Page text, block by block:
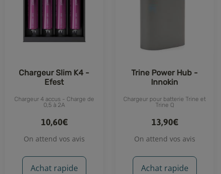
Chargeur Slim K4 -
Efest
Chargeur 4 accus - Charge de
0,5 à 2A
10,60€
On attend vos avis
Achat rapide
Trine Power Hub -
Innokin
Chargeur pour batterie Trine et
Trine Q
13,90€
On attend vos avis
Achat rapide